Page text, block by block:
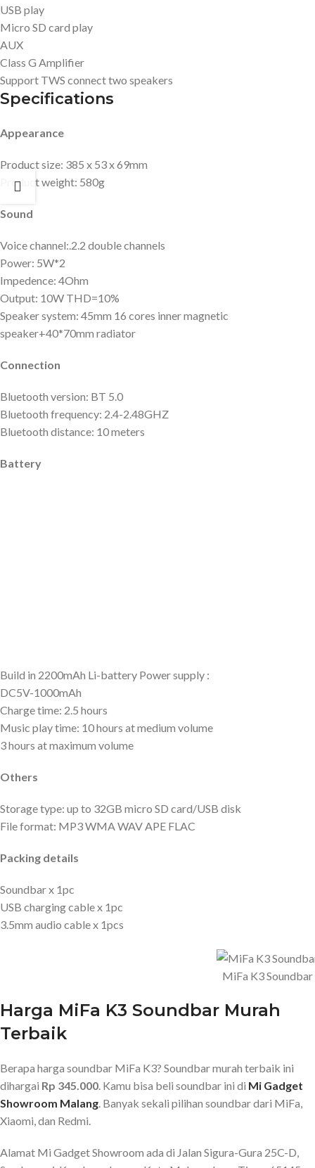
USB play
Micro SD card play
AUX
Class G Amplifier
Support TWS connect two speakers
Specifications
Appearance
Product size: 385 x 53 x 69mm
Product weight: 580g
Sound
Voice channel:.2.2 double channels
Power: 5W*2
Impedence: 4Ohm
Output: 10W THD=10%
Speaker system: 45mm 16 cores inner magnetic
speaker+40*70mm radiator
Connection
Bluetooth version: BT 5.0
Bluetooth frequency: 2.4-2.48GHZ
Bluetooth distance: 10 meters
Battery
Build in 2200mAh Li-battery Power supply :
DC5V-1000mAh
Charge time: 2.5 hours
Music play time: 10 hours at medium volume
3 hours at maximum volume
Others
Storage type: up to 32GB micro SD card/USB disk
File format: MP3 WMA WAV APE FLAC
Packing details
Soundbar x 1pc
USB charging cable x 1pc
3.5mm audio cable x 1pcs
MiFa K3
Harga MiFa K3 Soundbar Murah
Terbaik
Berapa harga soundbar MiFa K3? Soundbar murah terbaik ini
dihargai Rp 345.000 . Kamu bisa beli soundbar ini di Mi Gadget
Showroom Malang . Banyak sekali pilihan soundbar dari MiFa,
Xiaomi, dan Redmi.
Alamat Mi Gadget Showroom ada di Jalan Sigura-Gura 25C-D,